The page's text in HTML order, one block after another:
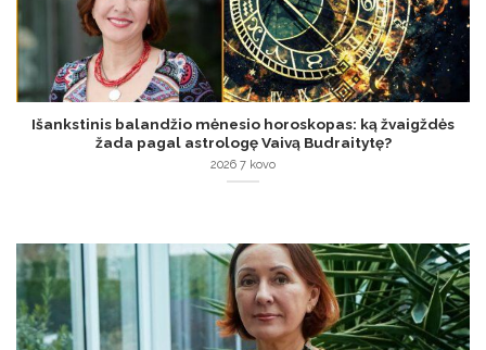
Išankstinis balandžio mėnesio horoskopas: ką žvaigždės
žada pagal astrologę Vaivą Budraitytę?
2026 7 kovo